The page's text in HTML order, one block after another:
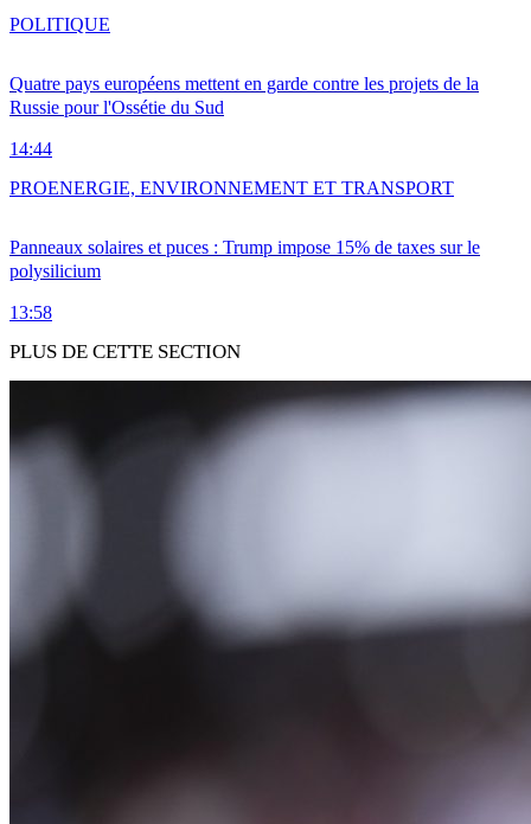
Quatre pays européens mettent en garde contre les projets de la
Russie pour l'Ossétie du Sud
14:44
POLITIQUE
Panneaux solaires et puces : Trump impose 15% de taxes sur le
polysilicium
13:58
PROENERGIE, ENVIRONNEMENT ET TRANSPORT
PLUS DE CETTE SECTION